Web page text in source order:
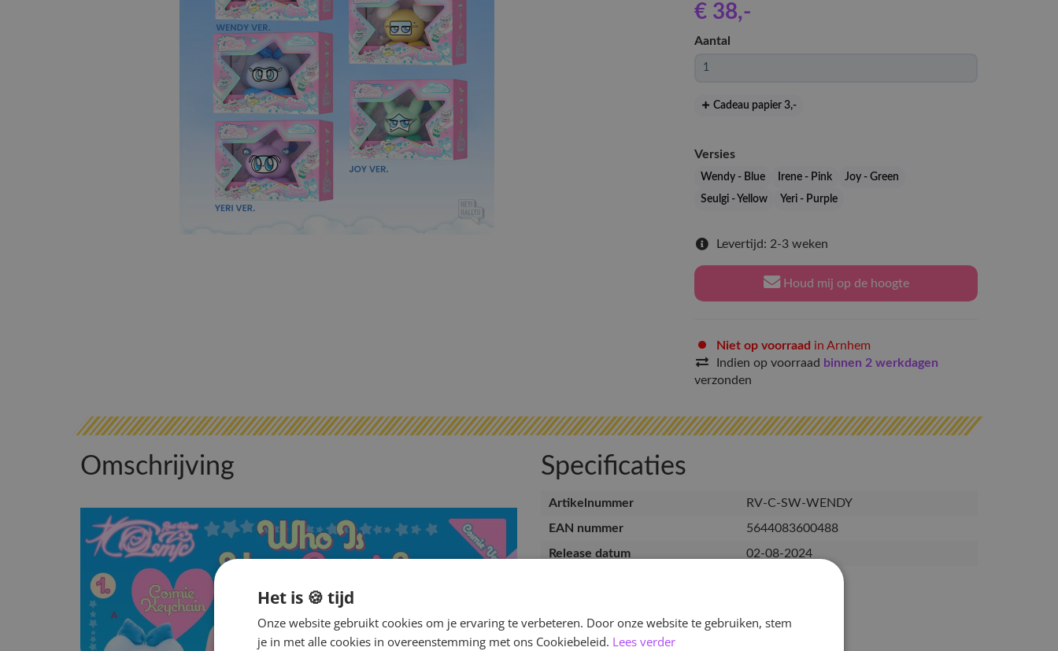
€ 38,-
Aantal
Cadeau papier 3,-
Versies
Wendy - Blue Irene - Pink
Joy - Green
Seulgi - Yellow
Yeri - Purple
Levertijd: 2-3 weken
Houd mij op de hoogte
Niet op voorraad in Arnhem
Indien op voorraad binnen 2 werkdagen
verzonden
Omschrijving Specificaties
Artikelnummer
RV-C-SW-WENDY
EAN nummer
5644083600488
Release datum
02-08-2024
Het is 🍪 tijd
Onze website gebruikt cookies om je ervaring te verbeteren. Door onze website te gebruiken, stem
je in met alle cookies in overeenstemming met ons Cookiebeleid. Lees verder